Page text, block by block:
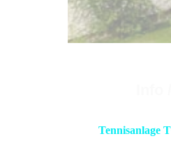
Tennisanlage